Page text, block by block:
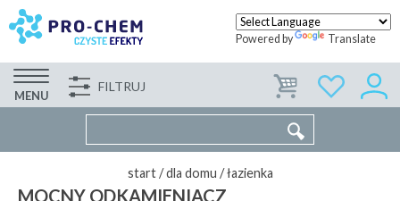
Powered by Translate
MENU
FILTRUJ WSPÓŁPRACA KONTAKT
start / dla domu / łazienka
MOCNY ODKAMIENIACZ